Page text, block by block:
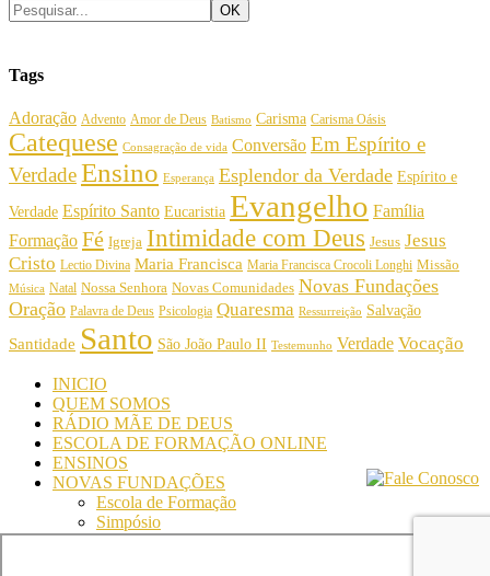
Tags
Adoração Advento Amor de Deus Batismo Carisma Carisma Oásis
Catequese Consagração de vida Conversão Em Espírito e
VerdadeEnsino Esperança Esplendor da Verdade Espírito e
Verdade Espírito Santo Eucaristia Evangelho Família
Formação Fé Igreja Intimidade com Deus Jesus Jesus
Cristo Lectio Divina Maria Francisca Maria Francisca Crocoli Longhi Missão
Música Natal Nossa Senhora Novas Comunidades Novas Fundações
Oração Palavra de Deus Psicologia Quaresma Ressurreição Salvação
Santidade Santo São João Paulo II Testemunho Verdade Vocação
INICIO
QUEM SOMOS
RÁDIO MÃE DE DEUS
ESCOLA DE FORMAÇÃO ONLINE
ENSINOS
NOVAS FUNDAÇÕES
Escola de Formação
Simpósio